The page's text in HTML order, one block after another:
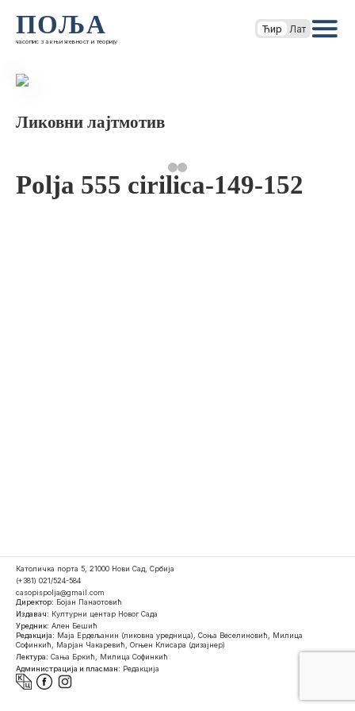
ПОЉА
часопис за књижевност и теорију
Ћир Лат
Ликовни лајтмотив
Polja 555 cirilica-149-152
Католичка порта 5, 21000 Нови Сад, Србија
(+381) 021/524-584
casopispolja@gmail.com
Директор: Бојан Панаотовић
Издавач: Културни центар Новог Сада
Уредник: Ален Бешић
Редакција: Маја Ердељанин (ликовна уредница), Соња Веселиновић, Милица
Софинкић, Марјан Чакаревић, Огњен Клисара (дизајнер)
Лектура: Сања Бркић, Милица Софинкић
Администрација и пласман: Редакција